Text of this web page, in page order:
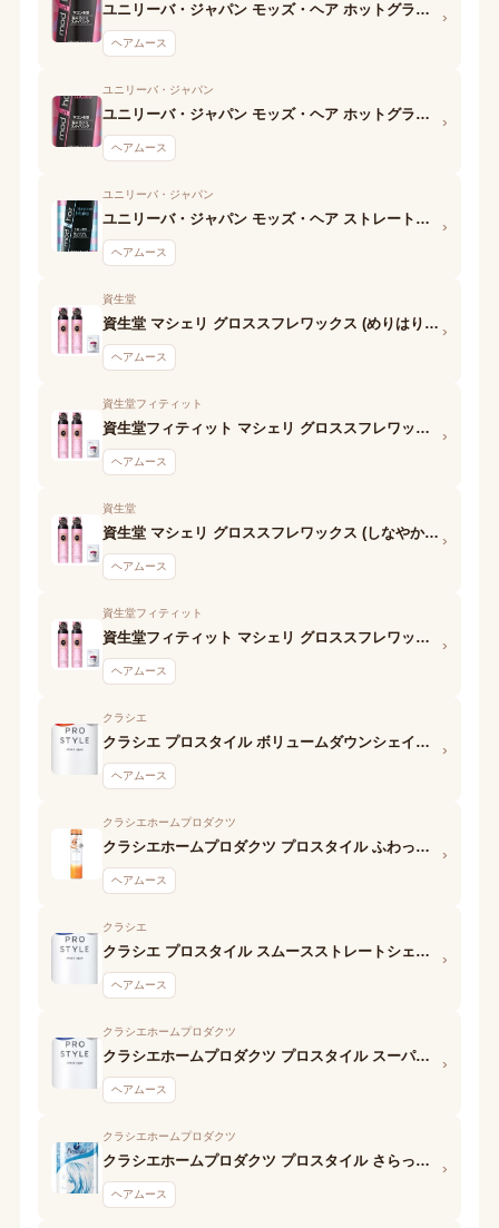
ユニリーバ・ジャパン モッズ・ヘア ホットグラマー泡ウォーター デュアルヘアスタイル
ヘアムース
›
ユニリーバ・ジャパン
ユニリーバ・ジャパン モッズ・ヘア ホットグラマー泡ウォーター ジューシーカール
ヘアムース
›
ユニリーバ・ジャパン
ユニリーバ・ジャパン モッズ・ヘア ストレートヘア フォーム ストレートメイク
ヘアムース
›
資生堂
資生堂 マシェリ グロススフレワックス (めりはりウエーブ)N
ヘアムース
›
資生堂フィティット
資生堂フィティット マシェリ グロススフレワックス (ふわふわウエーブ) EX
ヘアムース
›
資生堂
資生堂 マシェリ グロススフレワックス (しなやかストレート)N
ヘアムース
›
資生堂フィティット
資生堂フィティット マシェリ グロススフレワックス (しなやかストレート) EX
ヘアムース
›
クラシエ
クラシエ プロスタイル ボリュームダウンシェイクムーススプレー
ヘアムース
›
クラシエホームプロダクツ
クラシエホームプロダクツ プロスタイル ふわっとやわらかウェーブフォーム
ヘアムース
›
クラシエ
クラシエ プロスタイル スムースストレートシェイクムース
ヘアムース
›
クラシエホームプロダクツ
クラシエホームプロダクツ プロスタイル スーパーストレートフォーム
ヘアムース
›
クラシエホームプロダクツ
クラシエホームプロダクツ プロスタイル さらっとサラサラストレートフォーム
ヘアムース
›